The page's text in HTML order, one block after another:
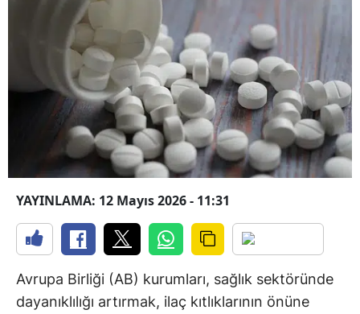
YAYINLAMA: 12 Mayıs 2026 - 11:31
Avrupa Birliği (AB) kurumları, sağlık sektöründe
dayanıklılığı artırmak, ilaç kıtlıklarının önüne